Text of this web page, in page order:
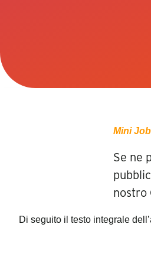
Mini
Se ne
nostro
Di seguito il testo integrale